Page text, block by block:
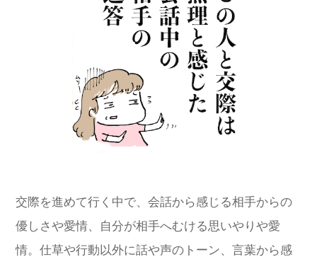
交際を進めて行く中で、会話から感じる相手からの
優しさや愛情、自分が相手へむける思いやりや愛
情。仕草や行動以外に話や声のトーン、言葉から感